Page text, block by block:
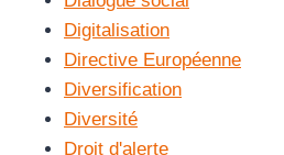
Digitalisation
Directive Européenne
Diversification
Diversité
Droit d'alerte